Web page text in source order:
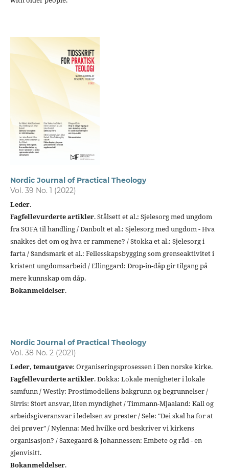
Nordic Journal of Practical Theology
Vol. 39 No. 1 (2022)
Leder.
Fagfellevurderte artikler. Stålsett et al.: Sjelesorg med ungdom
fra SOFA til handling / Danbolt et al.: Sjelesorg med ungdom - Hva
snakkes det om og hva er rammene? / Stokka et al.: Sjelesorg i
farta / Sandsmark et al.: Fellesskapsbygging som grenseaktivitet i
kristent ungdomsarbeid / Ellinggard: Drop-in-dåp gir tilgang på
mere kunnskap om dåp.
Bokanmeldelser.
Nordic Journal of Practical Theology
Vol. 38 No. 2 (2021)
Leder, temautgave: Organiseringsprosessen i Den norske kirke.
Fagfellevurderte artikler. Dokka: Lokale menigheter i lokale
samfunn / Westly: Prostimodellens bakgrunn og begrunnelser /
Sirris: Stort ansvar, liten myndighet / Timmann-Mjaaland: Kall og
arbeidsgiveransvar i ledelsen av prester / Sele: "Dei skal ha for at
dei prøver" / Nylenna: Med hvilke ord beskriver vi kirkens
organisasjon? / Saxegaard & Johannessen: Embete og råd - en
gjenvisitt.
Bokanmeldelser.